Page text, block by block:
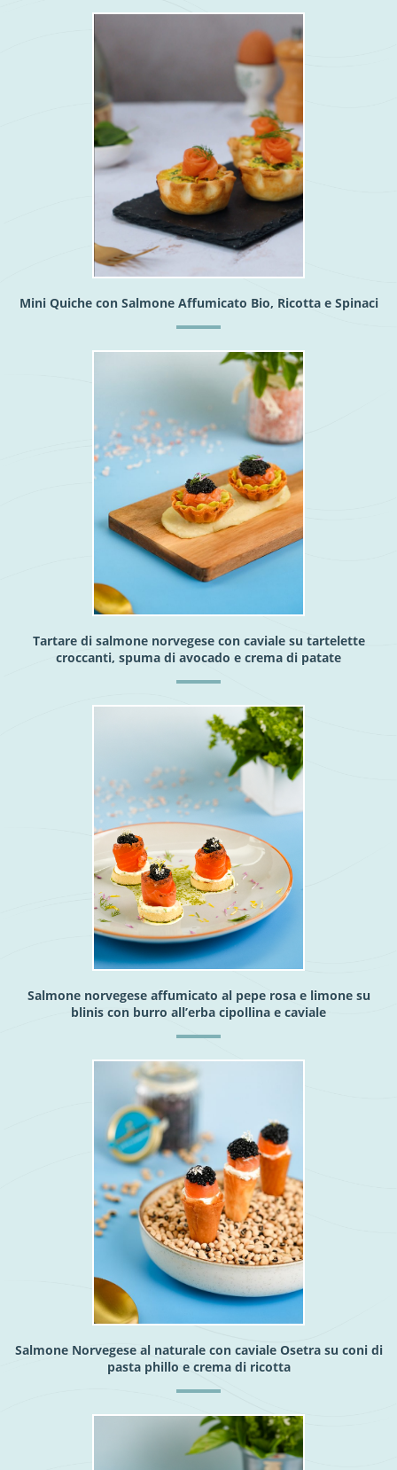
Mini Quiche con Salmone Affumicato Bio, Ricotta e Spinaci
Tartare di salmone norvegese con caviale su tartelette
croccanti, spuma di avocado e crema di patate
Salmone norvegese affumicato al pepe rosa e limone su
blinis con burro all’erba cipollina e caviale
Salmone Norvegese al naturale con caviale Osetra su coni di
pasta phillo e crema di ricotta